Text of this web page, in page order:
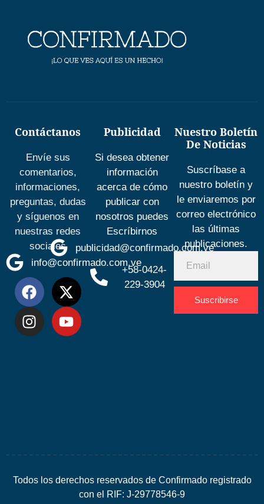
Contáctanos
Envíe sus
comentarios,
informaciones,
preguntas, dudas
y síguenos en
nuestras redes
sociales
info@confirmado.com.ve
Publicidad
Si desea obtener
información
acerca de cómo
publicar con
nosotros puedes
Escríbirnos
publicidad@confirmado.com.ve
+58-0424-
229-3904
Nuestro Boletín
De Noticias
Suscríbase a
nuestro boletín y
le enviaremos por
correo electrónico
las últimas
publicaciones.
Suscribirse
Todos los derechos reservados de Confirmado registrado
con el RIF: J-29778546-9